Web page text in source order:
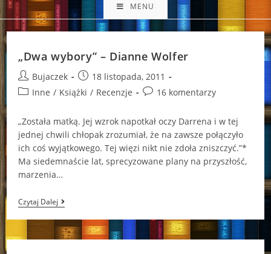
MENU
„Dwa wybory” – Dianne Wolfer
Post
author:
Bujaczek
Post
published:
18 listopada, 2011
PostInne / Książki / Recenzje
Post16 komentarzy
„Została matką. Jej wzrok napotkał oczy Darrena i w tej
jednej chwili chłopak zrozumiał, że na zawsze połączyło
ich coś wyjątkowego. Tej więzi nikt nie zdoła zniszczyć.”*
Ma siedemnaście lat, sprecyzowane plany na przyszłość,
marzenia…
Czytaj Dalej„Dwa
Wybory”
–
Dianne
Wolfer